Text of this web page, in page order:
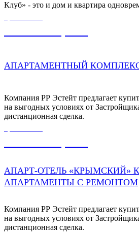
Клуб» - это и дом и квартира
АПАРТАМЕНТНЫЙ КОМПЛЕКС
Компания РР Эстейт предлагает
на выгодных условиях от
дистанционная сделка.
АПАРТ-ОТЕЛЬ «КРЫМСКИЙ»
АПАРТАМЕНТЫ С РЕМОНТОМ
Компания РР Эстейт предлагает
на выгодных условиях от
дистанционная сделка.